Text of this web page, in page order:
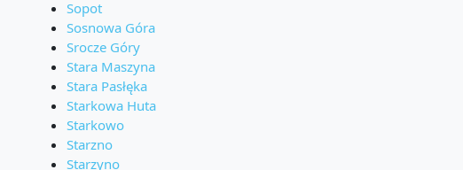
Sopot
Sosnowa Góra
Srocze Góry
Stara Maszyna
Stara Pasłęka
Starkowa Huta
Starkowo
Starzno
Starzyno